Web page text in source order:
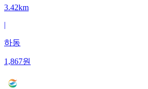
3.42km
|
하동
1,867원